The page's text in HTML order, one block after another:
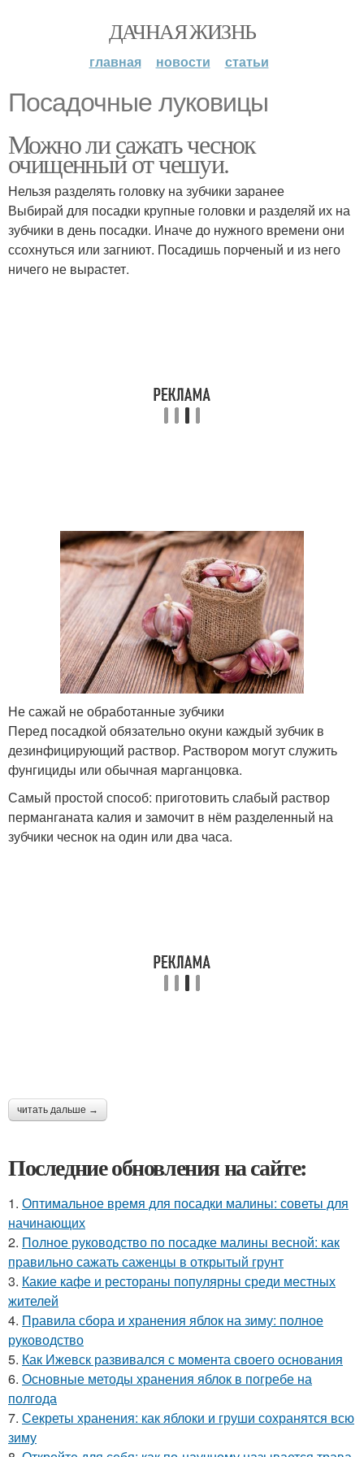
ДАЧНАЯ ЖИЗНЬ
главная новости статьи
Посадочные луковицы
Можно ли сажать чеснок
очищенный от чешуи.
Нельзя разделять головку на зубчики заранее
Выбирай для посадки крупные головки и разделяй их на
зубчики в день посадки. Иначе до нужного времени они
ссохнуться или загниют. Посадишь порченый и из него
ничего не вырастет.
Не сажай не обработанные зубчики
Перед посадкой обязательно окуни каждый зубчик в
дезинфицирующий раствор. Раствором могут служить
фунгициды или обычная марганцовка.
Самый простой способ: приготовить слабый раствор
перманганата калия и замочит в нём разделенный на
зубчики чеснок на один или два часа.
читать дальше →
Последние обновления на сайте:
1. Оптимальное время для посадки малины: советы для
начинающих
2. Полное руководство по посадке малины весной: как
правильно сажать саженцы в открытый грунт
3. Какие кафе и рестораны популярны среди местных
жителей
4. Правила сбора и хранения яблок на зиму: полное
руководство
5. Как Ижевск развивался с момента своего основания
6. Основные методы хранения яблок в погребе на
полгода
7. Секреты хранения: как яблоки и груши сохранятся всю
зиму